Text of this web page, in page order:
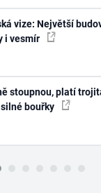
vize: Největší
i vesmír
stoupnou, platí
bouřky